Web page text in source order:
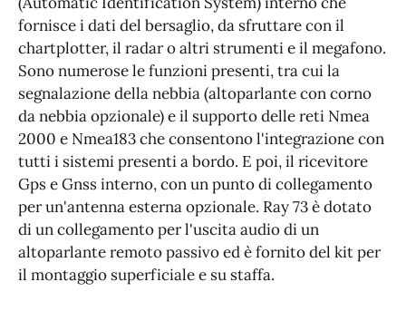
fornisce i dati del bersaglio, da sfruttare con il
chartplotter, il radar o altri strumenti e il megafono.
Sono numerose le funzioni presenti, tra cui la
segnalazione della nebbia (altoparlante con corno
da nebbia opzionale) e il supporto delle reti Nmea
2000 e Nmea183 che consentono l'integrazione con
tutti i sistemi presenti a bordo. E poi, il ricevitore
Gps e Gnss interno, con un punto di collegamento
per un'antenna esterna opzionale. Ray 73 è dotato
di un collegamento per l'uscita audio di un
altoparlante remoto passivo ed è fornito del kit per
il montaggio superficiale e su staffa.